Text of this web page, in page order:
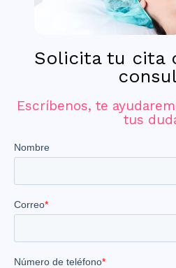
Solicita tu cita
Escríbenos, te
tus